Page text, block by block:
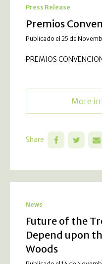
Press Release
Premios
Publicado el 25 de
PREMIOS
More
Share
News
Future of the
Depend upon
Woods